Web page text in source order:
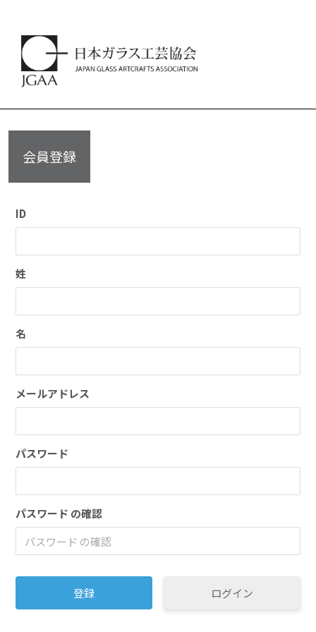
会員登録
ID
姓
名
メールアドレス
パスワード
パスワード の確認
ログイン